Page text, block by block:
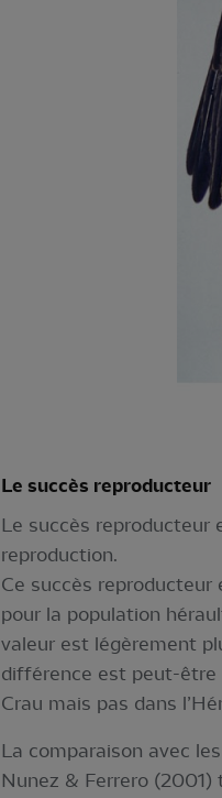
Le succès reproducteur
Le succès reproducteur
reproduction.
Ce succès
pour la population
valeur est légèrement
différence est peut-être
Crau mais pas dans
La comparaison avec
Nunez & Ferrero (2001)